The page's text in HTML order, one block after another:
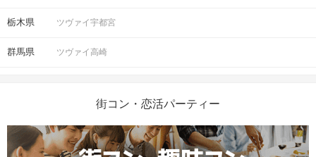
栃木県 ツヴァイ宇都宮
群馬県 ツヴァイ高崎
街コン・恋活パーティー